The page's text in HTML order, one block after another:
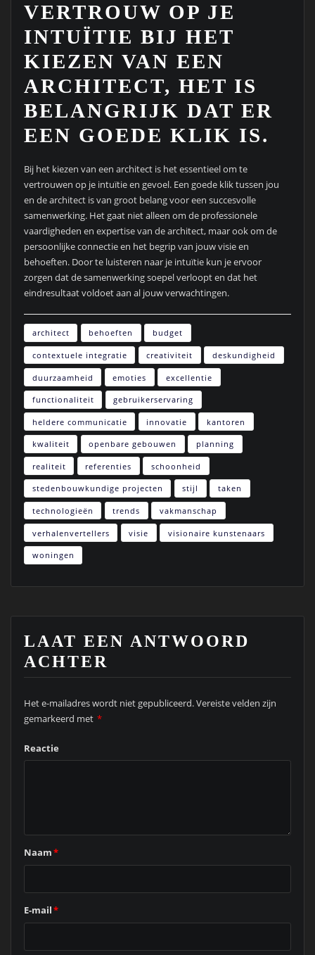
VERTROUW OP JE
INTUÏTIE BIJ HET
KIEZEN VAN EEN
ARCHITECT, HET IS
BELANGRIJK DAT ER
EEN GOEDE KLIK IS.
Bij het kiezen van een architect is het essentieel om te
vertrouwen op je intuïtie en gevoel. Een goede klik tussen jou
en de architect is van groot belang voor een succesvolle
samenwerking. Het gaat niet alleen om de professionele
vaardigheden en expertise van de architect, maar ook om de
persoonlijke connectie en het begrip van jouw visie en
behoeften. Door te luisteren naar je intuïtie kun je ervoor
zorgen dat de samenwerking soepel verloopt en dat het
eindresultaat voldoet aan al jouw verwachtingen.
architect behoeften budget
contextuele integratie creativiteit deskundigheid
duurzaamheid emoties excellentie
functionaliteit gebruikerservaring
heldere communicatie innovatie kantoren
kwaliteit openbare gebouwen planning
realiteit referenties schoonheid
stedenbouwkundige projecten stijl taken
technologieën trends vakmanschap
verhalenvertellers visie visionaire kunstenaars
woningen
LAAT EEN ANTWOORD
ACHTER
Het e-mailadres wordt niet gepubliceerd.Vereiste velden zijn
gemarkeerd met *
Reactie
Naam*
E-mail*